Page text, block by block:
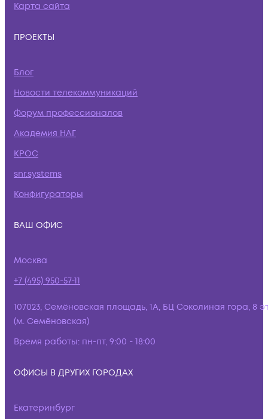
Карта сайта
ПРОЕКТЫ
Блог
Новости телекоммуникаций
Форум профессионалов
Академия НАГ
КРОС
snr.systems
Конфигураторы
ВАШ ОФИС
Москва
+7 (495) 950-57-11
107023, Семёновская площадь, 1А, БЦ Соколиная гора, 8
(м. Семёновская)
Время работы: пн-пт, 9:00 - 18:00
ОФИСЫ В ДРУГИХ ГОРОДАХ
Екатеринбург